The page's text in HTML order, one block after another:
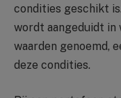
condities geschikt
wordt aangeduidt in
waarden genoemd,
deze condities.